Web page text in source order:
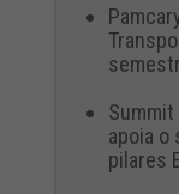
apoia o
pilares